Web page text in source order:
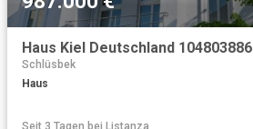
Haus Kiel Deutschland 104803886
Schlüsbek
Haus